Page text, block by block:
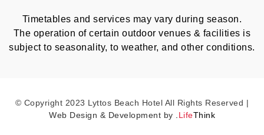
Timetables and services may vary during season.
The operation of certain outdoor venues & facilities is
subject to seasonality, to weather, and other conditions.
© Copyright 2023 Lyttos Beach Hotel All Rights Reserved |
Web Design & Development by
LifeThink